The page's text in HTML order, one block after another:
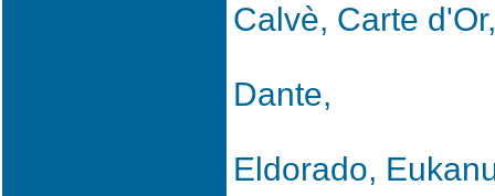
Calvè, Carte
Dante,
Eldorado,